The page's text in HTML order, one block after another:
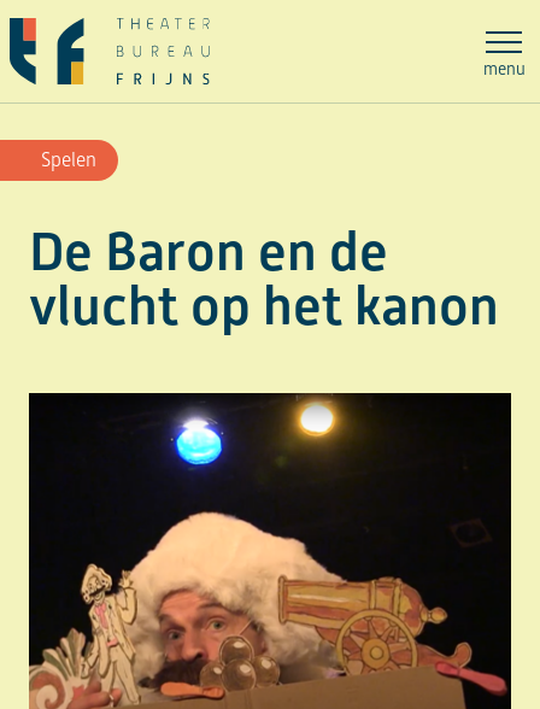
Ga
naar
de
inhoud
menu
De Baron en de
vlucht op het kanon
Spelen